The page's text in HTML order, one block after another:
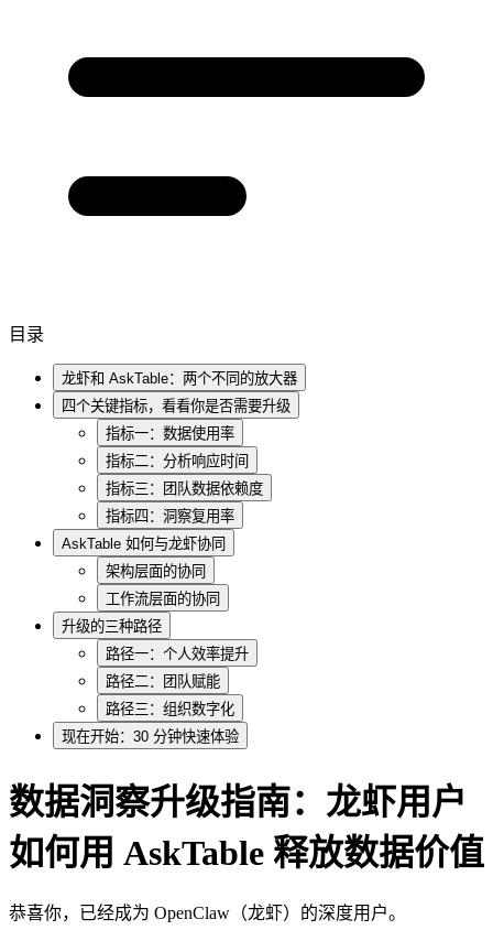
目录
龙虾和 AskTable：两个不同的放大器
四个关键指标，看看你是否需要升级
指标一：数据使用率
指标二：分析响应时间
指标三：团队数据依赖度
指标四：洞察复用率
AskTable 如何与龙虾协同
架构层面的协同
工作流层面的协同
升级的三种路径
路径一：个人效率提升
路径二：团队赋能
路径三：组织数字化
现在开始：30 分钟快速体验
数据洞察升级指南：龙虾用户
如何用 AskTable 释放数据价值
恭喜你，已经成为 OpenClaw（龙虾）的深度用户。